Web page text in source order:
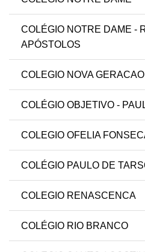
COLÉGIO NOTRE DAME -
APÓSTOLOS
COLEGIO NOVA GERACAO
COLÉGIO OBJETIVO -
COLEGIO OFELIA
COLÉGIO PAULO DE
COLEGIO RENASCENCA
COLÉGIO RIO BRANCO